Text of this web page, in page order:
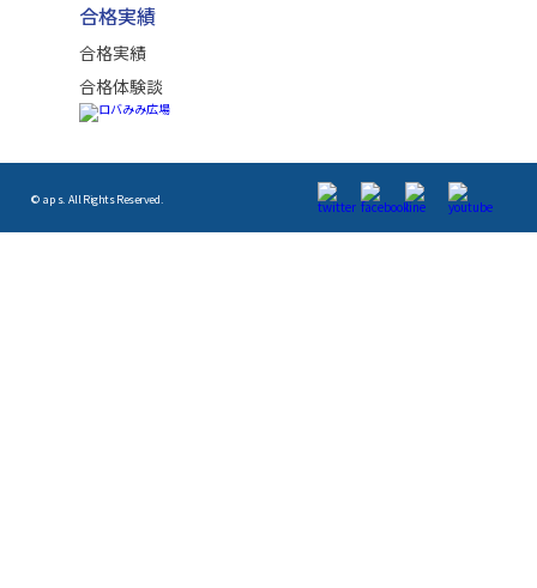
合格実績
合格実績
合格体験談
© aps. All Rights Reserved.